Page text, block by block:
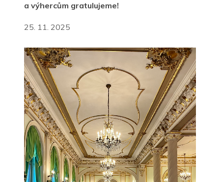
a výhercům gratulujeme!
25. 11. 2025